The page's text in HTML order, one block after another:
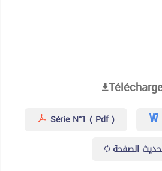
Série N°1 ( Pdf )
الصفحة